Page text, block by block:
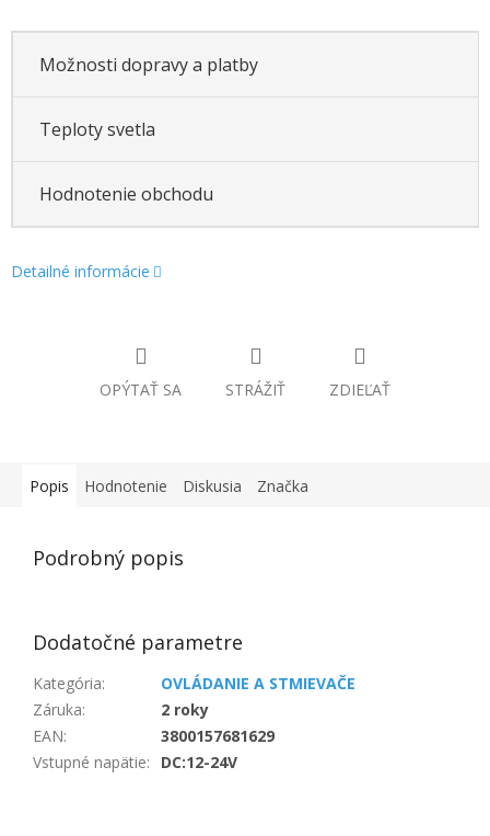
Možnosti dopravy a platby
Teploty svetla
Hodnotenie obchodu
Detailné informácie
OPÝTAŤ SA STRÁŽIŤ ZDIEĽAŤ
Popis Hodnotenie Diskusia Značka
Podrobný popis
Dodatočné parametre
Kategória:
OVLÁDANIE A STMIEVAČE
Záruka:
2 roky
EAN:
3800157681629
Vstupné napätie: DC:12-24V